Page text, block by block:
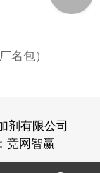
名包）
剂有限公司
竞网智赢